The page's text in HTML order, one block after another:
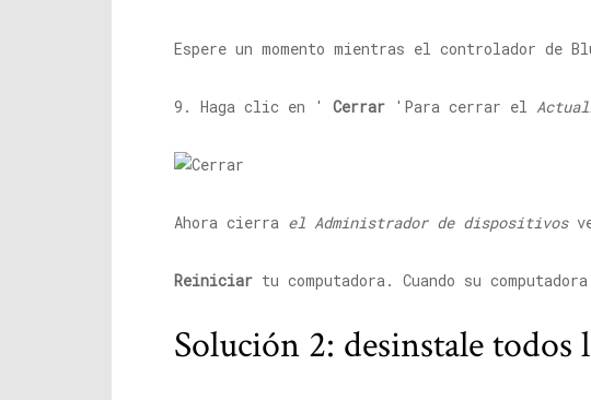
Espere un momento mientras el controlador de
9. Haga clic en ' Cerrar 'Para cerrar el
Ahora cierra el Administrador de dispositivos
Reiniciar tu computadora. Cuando su
Solución 2: desinstale